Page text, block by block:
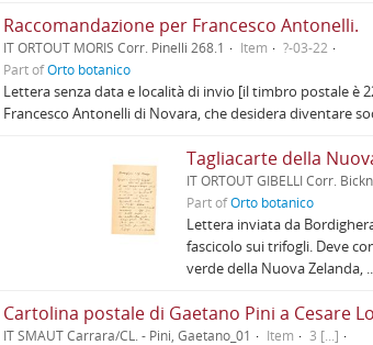
Raccomandazione per Francesco Antonelli.
IT ORTOUT MORIS Corr. Pinelli 268.1 Item
?-03-22
Part ofOrto botanico
Lettera senza data e località di invio [il timbro postale è
Francesco Antonelli di Novara, che desidera diventare
Tagliacarte della
IT ORTOUT GIBELLI Corr.
Part ofOrto botanico
Lettera inviata da
fascicolo sui trifogli. Deve
verde della Nuova Zelanda,
IT SMAUT Carrara/CL. - Pini, Gaetano_01 Item
3 [...]